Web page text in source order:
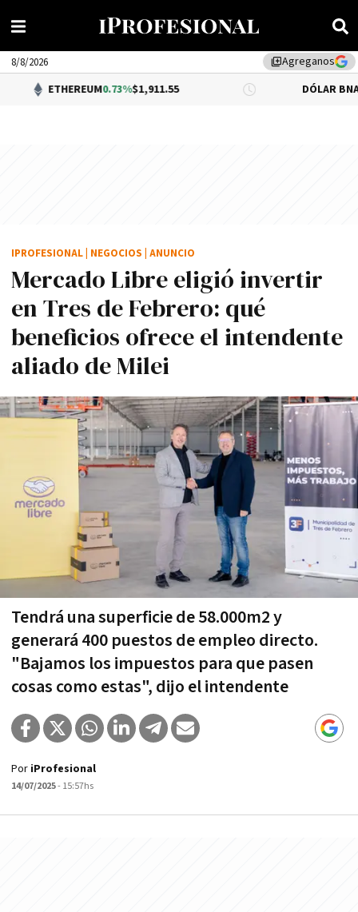
library_addAgreganos
8/8/2026
0.73%$1,911.55 DÓLAR BNA 0.34%
Mercado Libre eligió invertir
en Tres de Febrero: qué
beneficios ofrece el intendente
aliado de Milei
Tendrá una superficie de 58.000m2 y
generará 400 puestos de empleo directo.
"Bajamos los impuestos para que pasen
cosas como estas", dijo el intendente
IPROFESIONAL NEGOCIOS ANUNCIO
Por iProfesional
14/07/2025- 15:57hs